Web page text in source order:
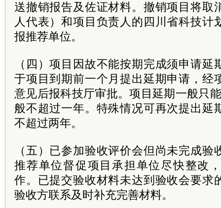
送撤销报告及佐证材料。撤销项目将取
人代表）和项目负责人的四川省科技计
报推荐单位。
（四）项目因故不能按期完成须申请
于项目到期前一个月提出延期申请，经
意见后报科技厅审批。项目延期一般只
般不超过一年。特殊情况可再次提出延
不超过两年。
（五）已参加验收评价会但尚未完成
推荐单位督促项目承担单位尽快整改
作。已提交验收材料未达到验收会要求
验收方联系及时补充完善材料。